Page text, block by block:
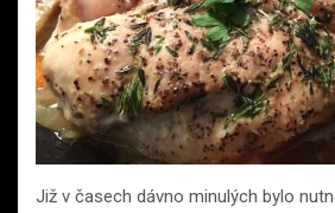
Již v časech dávno minulých bylo